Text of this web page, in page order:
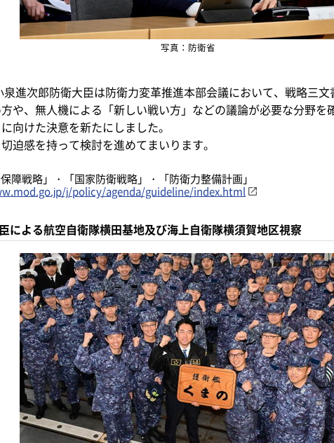
写真：防衛省
泉進次郎防衛大臣は防衛力変革推進本部会議において、戦略三
や、無人機による「新しい戦い方」などの議論が必要な分野を
向けた決意を新たにしました。
迫感を持って検討を進めてまいります。
保障戦略」・「国家防衛戦略」・「防衛力整備計画」
j/policy/agenda/guideline/index.html
による航空自衛隊横田基地及び海上自衛隊横須賀地区視察